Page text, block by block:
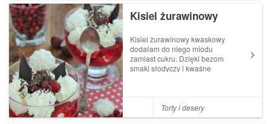
Kisiel żurawinowy
Kisiel żurawinowy kwaskowy
dodałam do niego miodu
zamiast cukru. Dzięki bezom
smaki słodyczy i kwaśne
wody1 łyżka mąki
ziemniaczanejpozostałe:3/4
Torty i desery